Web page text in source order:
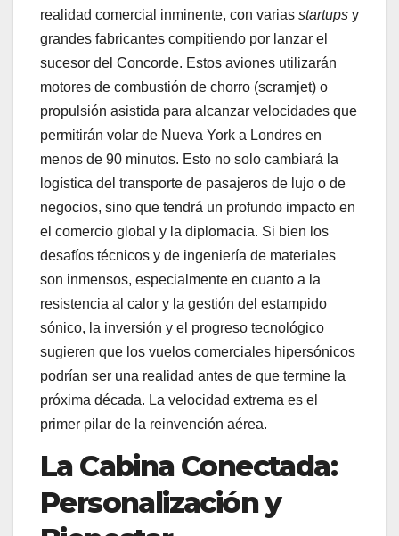
realidad comercial inminente, con varias startups y
grandes fabricantes compitiendo por lanzar el
sucesor del Concorde. Estos aviones utilizarán
motores de combustión de chorro (scramjet) o
propulsión asistida para alcanzar velocidades que
permitirán volar de Nueva York a Londres en
menos de 90 minutos. Esto no solo cambiará la
logística del transporte de pasajeros de lujo o de
negocios, sino que tendrá un profundo impacto en
el comercio global y la diplomacia. Si bien los
desafíos técnicos y de ingeniería de materiales
son inmensos, especialmente en cuanto a la
resistencia al calor y la gestión del estampido
sónico, la inversión y el progreso tecnológico
sugieren que los vuelos comerciales hipersónicos
podrían ser una realidad antes de que termine la
próxima década. La velocidad extrema es el
primer pilar de la reinvención aérea.
La Cabina Conectada:
Personalización y